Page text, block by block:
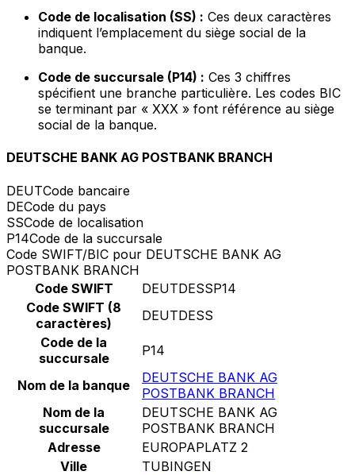
Code de localisation (SS) : Ces deux caractères
indiquent l’emplacement du siège social de la
banque.
Code de succursale (P14) : Ces 3 chiffres
spécifient une branche particulière. Les codes BIC
se terminant par « XXX » font référence au siège
social de la banque.
DEUTSCHE BANK AG POSTBANK BRANCH
DEUTCode bancaire
DECode du pays
SSCode de localisation
P14Code de la succursale
Code SWIFT/BIC pour DEUTSCHE BANK AG
POSTBANK BRANCH
Code SWIFT
DEUTDESSP14
Code SWIFT (8
caractères)
DEUTDESS
Code de la
succursale
P14
Nom de la banque
DEUTSCHE BANK AG
POSTBANK BRANCH
Nom de la
succursale
DEUTSCHE BANK AG
POSTBANK BRANCH
Adresse
EUROPAPLATZ 2
Ville
TUBINGEN